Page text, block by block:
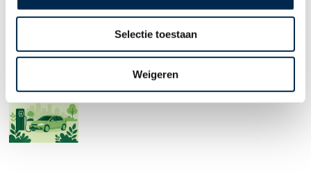
e
Selectie toestaan
Weigeren
Prinsjesdag draait ieder jaar om nieuwe plannen van de
overheid.